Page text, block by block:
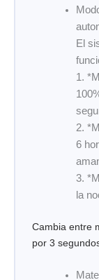
El
1.
2.
6
3.
la
Cambia entre
por 3